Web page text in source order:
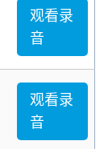
观看录
音
观看录
音